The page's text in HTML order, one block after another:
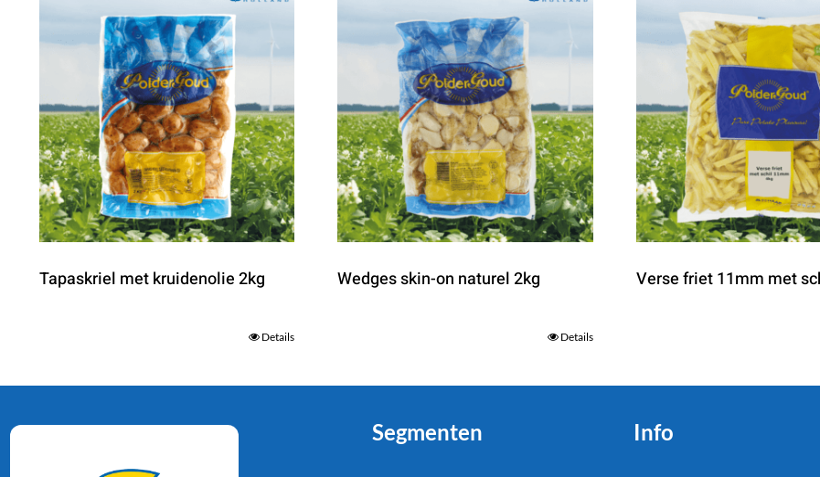
Tapaskriel met kruidenolie 2kg
Details
Wedges skin-on naturel 2kg
Details
Verse friet 11mm met
Segmenten Info